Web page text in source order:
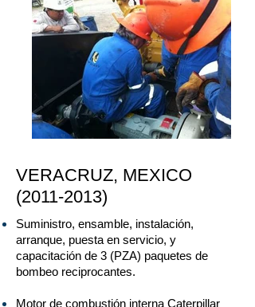
VERACRUZ, MEXICO
(2011-2013)
Suministro, ensamble, instalación,
arranque, puesta en servicio, y
capacitación de 3 (PZA) paquetes de
bombeo reciprocantes.
Motor de combustión interna Caterpillar